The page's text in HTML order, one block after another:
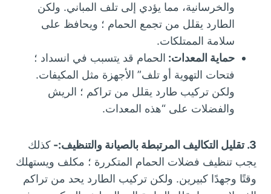
والخرسانية، مما يؤدي إلى تلف المباني. ولكن
الطارد يقلل من تجمع الحمام ؛ ويحافظ على
سلامة الممتلكات.
حماية المعدات: الحمام قد يتسبب في انسداد ؛
فتحات التهوية أو تلف” الأجهزة مثل المكيفات.
ولكن تركيب طارد يقلل من تراكم ؛ الريش
والفضلات على “هذه المعدات.
3. تقليل التكاليف المرتبطة بالصيانة والتنظيف:-
كذلك
يجب تنظيف فضلات الحمام المتكررة ؛ مكلف ويستهلك
وقتًا وجهدًا كبيرين. ولكن تركيب الطارد يحد من تراكم